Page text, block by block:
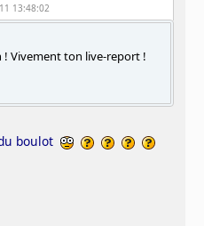
13:48:02
! Vivement ton live-report !
boulot